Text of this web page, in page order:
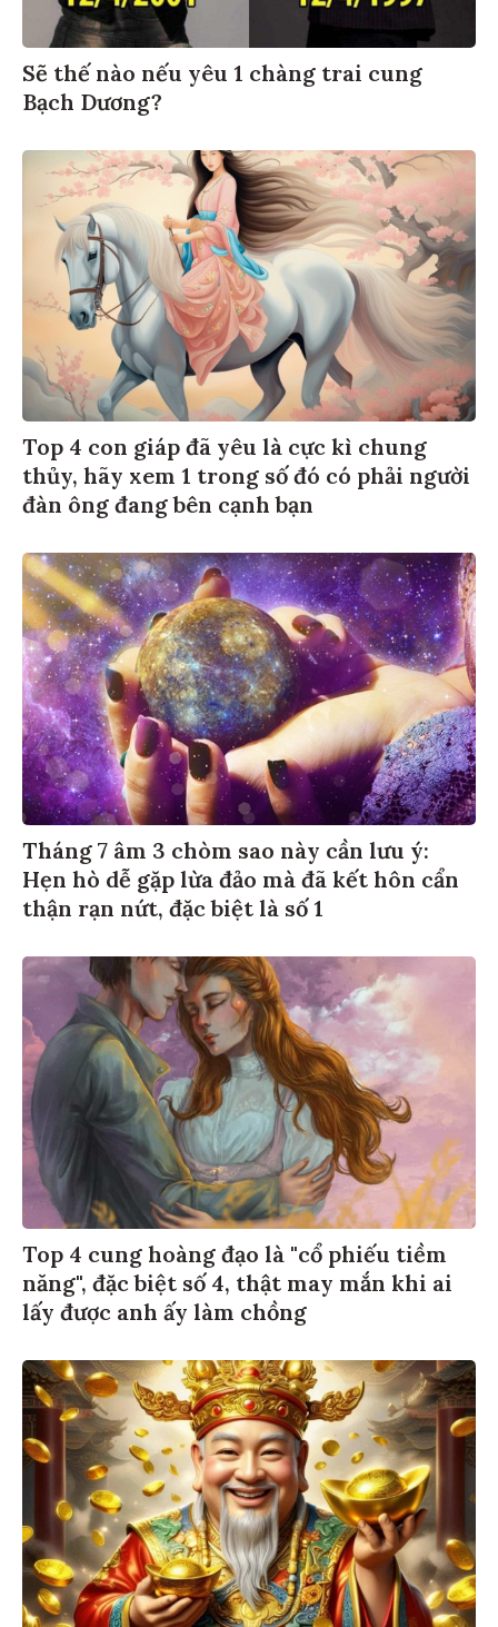
Sẽ thế nào nếu yêu 1 chàng trai cung
Bạch Dương?
Top 4 con giáp đã yêu là cực kì chung
thủy, hãy xem 1 trong số đó có phải người
đàn ông đang bên cạnh bạn
Tháng 7 âm 3 chòm sao này cần lưu ý:
Hẹn hò dễ gặp lừa đảo mà đã kết hôn cẩn
thận rạn nứt, đặc biệt là số 1
Top 4 cung hoàng đạo là "cổ phiếu tiềm
năng", đặc biệt số 4, thật may mắn khi ai
lấy được anh ấy làm chồng